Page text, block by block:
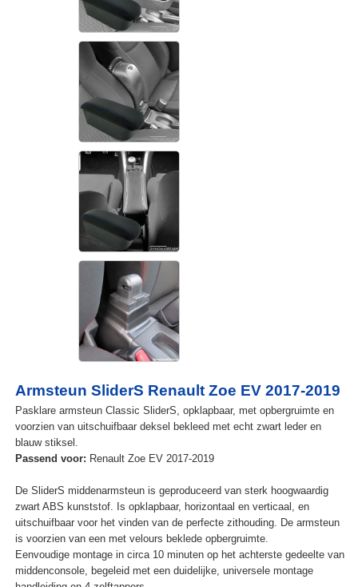
Armsteun SliderS Renault Zoe EV 2017-2019
Pasklare armsteun Classic SliderS, opklapbaar, met opbergruimte en
voorzien van uitschuifbaar deksel bekleed met echt zwart leder en
blauw stiksel.
Passend voor: Renault Zoe EV 2017-2019
De SliderS middenarmsteun is geproduceerd van sterk hoogwaardig
zwart ABS kunststof. Is opklapbaar, horizontaal en verticaal, en
uitschuifbaar voor het vinden van de perfecte zithouding. De armsteun
is voorzien van een met velours beklede opbergruimte.
Eenvoudige montage in circa 10 minuten op het achterste gedeelte van
middenconsole, begeleid met een duidelijke, universele montage